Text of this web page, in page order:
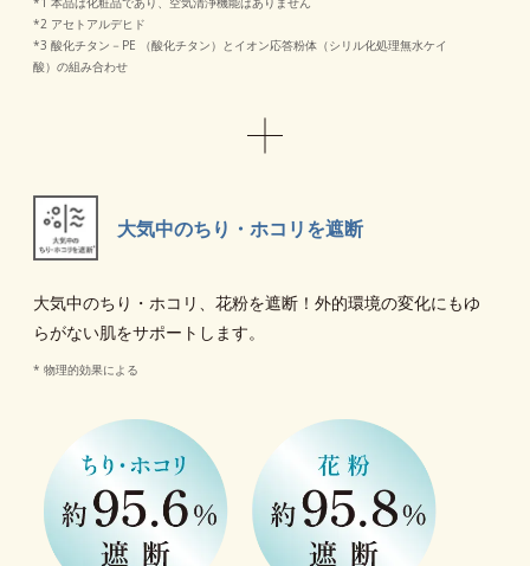
*2 アセトアルデヒド
*3 酸化チタン－PE （酸化チタン）とイオン応答粉体（シリル化処理無水ケイ
酸）の組み合わせ
大気中のちり・ホコリを遮断
大気中のちり・ホコリ、花粉を遮断！外的環境の変化にもゆ
らがない肌をサポートします。
* 物理的効果による